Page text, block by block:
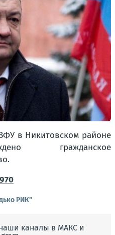
в Никитовском районе
гражданское
РИК"
каналы в МАКС и